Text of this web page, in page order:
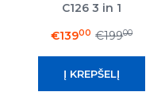
C126 3 in 1
€13900 €19900